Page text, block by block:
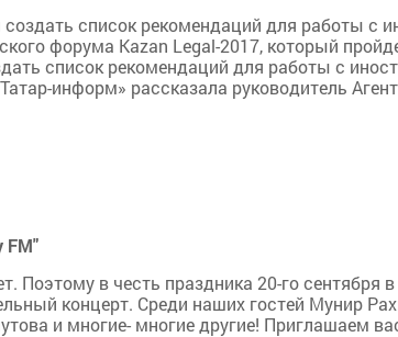
список рекомендаций для работы с
форума Kazan Legal-2017, который
список рекомендаций для работы с
информ» рассказала руководитель
FM"
Поэтому в честь праздника 20-го сентября
концерт. Среди наших гостей Мунир
и многие- многие другие! Приглашаем